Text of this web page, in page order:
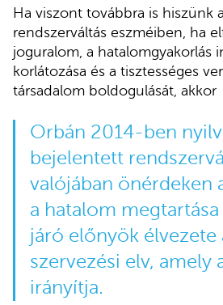
Ha viszont továbbra is hiszünk
rendszerváltás eszméiben, ha
joguralom, a hatalomgyakorlás
korlátozása és a tisztességes
társadalom boldogulását, akkor
Orbán 2014-ben
bejelentett
valójában önérdeken
a hatalom megtartása
járó előnyök élvezete
szervezési elv, amely
irányítja.